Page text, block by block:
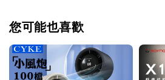
您可能也喜歡